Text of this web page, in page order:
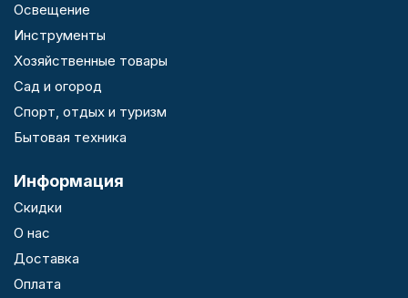
Освещение
Инструменты
Хозяйственные товары
Сад и огород
Спорт, отдых и туризм
Бытовая техника
Информация
Скидки
О нас
Доставка
Оплата